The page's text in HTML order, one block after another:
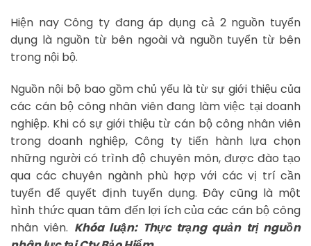
Hiện nay Công ty đang áp dụng cả 2 nguồn tuyển
dụng là nguồn từ bên ngoài và nguồn tuyển từ bên
trong nội bộ.
Nguồn nội bộ bao gồm chủ yếu là từ sự giới thiệu của
các cán bộ công nhân viên đang làm việc tại doanh
nghiệp. Khi có sự giới thiệu từ cán bộ công nhân viên
trong doanh nghiệp, Công ty tiến hành lựa chọn
những người có trình độ chuyên môn, được đào tạo
qua các chuyên ngành phù hợp với các vị trí cần
tuyển để quyết định tuyển dụng. Đây cũng là một
hình thức quan tâm đến lợi ích của các cán bộ công
nhân viên. Khóa luận: Thực trạng quản trị nguồn